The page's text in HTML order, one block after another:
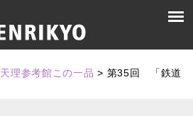
天理参考館この一品 > 第35回 「鉄道